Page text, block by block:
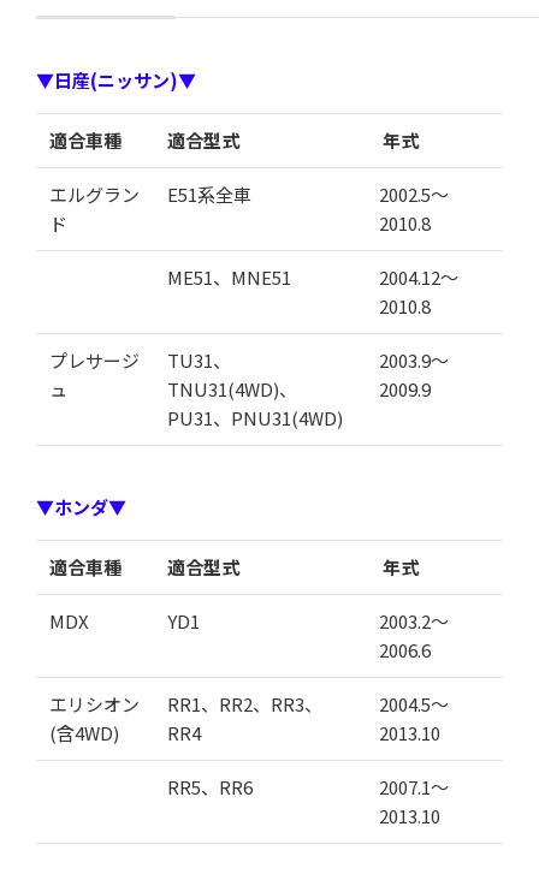
▼日産(ニッサン)▼
適合車種 適合型式 年式
エルグラン
ド
E51系全車
2002.5～
2010.8
ME51、MNE51
2004.12～
2010.8
プレサージ
ュ
TU31、
TNU31(4WD)、
PU31、PNU31(4WD)
2003.9～
2009.9
▼ホンダ▼
適合車種 適合型式 年式
MDX YD1
2003.2～
2006.6
エリシオン
(含4WD)
RR1、RR2、RR3、
RR4
2004.5～
2013.10
RR5、RR6
2007.1～
2013.10